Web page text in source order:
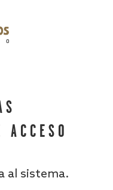
al sistema.